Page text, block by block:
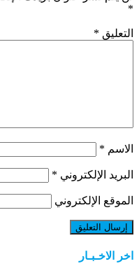
*
التعليق *
الاسم *
البريد الإلكتروني *
الموقع الإلكتروني
اخر الاخـبـار